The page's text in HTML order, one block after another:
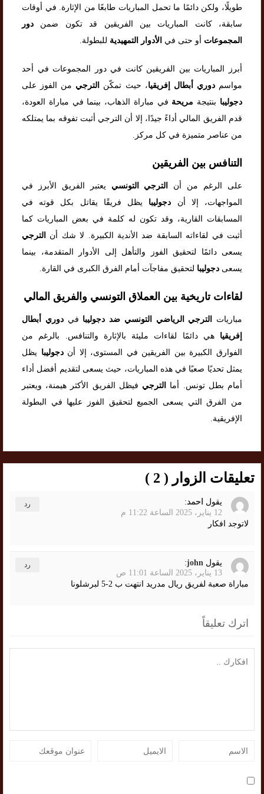
طويلًا، ولكن دائمًا ما تحمل المباريات طابعًا من الإثارة. في أوقات
سابقة، كانت المباريات بين الفريقين قد تكون ضمن دور
المجموعات أو حتى في الأدوار التمهيدية للبطولة.
أبرز المباريات بين الفريقين كانت في دور المجموعات في أحد
مواسمدوري أبطال إفريقيا، حيث تمكّن الترجي من الفوز على
دجوليبا بنتيجة مريحة في مباراة الذهاب، بينما في مباراة العودة،
قدم الفريق المالي أداءً جيدًا، إلا أن الترجي أثبت تفوقه بما يمتلكه
من عناصر متميزة في كل مركز.
التنافس بين الفريقين
على الرغم من أن الترجي التونسي يعتبر الفريق الأبرز في
المواجهات، إلا أن دجوليبا يظل فريقًا يقاتل بكل قوته في
المسابقات القارية، وقد تكون له كلمة في بعض المباريات كما
أثبت في لقاءاته السابقة ضد الأندية الكبيرة. لا شك أن
الترجي
يسعى دائمًا لتحقيق الفوز والتأهل إلى الأدوار المتقدمة، بينما
يسعى دجوليبا لتحقيق مفاجآت أمام الفرق الكبرى في القارة.
لقاءات تاريخية بين العملاق التونسي والفريق المالي
مباريات الترجي الرياضي التونسي ضد دجوليبا فيدوري أبطال
إفريقيا هي دائمًا لقاءات مليئة بالإثارة والتنافس. بالرغم من
الفوارق الكبيرة بين الفريقين في المستوى، إلا أندجوليبا يظل
يمثل تحديًا صعبًا في هذه المباريات، حيث يسعى لتقديم أفضل أداء
أمام بطل تونس. أما
الترجي فيظل الفريق الأكثر هيمنة، ويعتبر
من الفرق التي يسعى الجميع لتحقيق الفوز عليها في البطولة
الإفريقية.
تعليقات الزوار ( 2 )
يقول احمد:
12 يناير، 2025 الساعة 11:22 م
لاتوجد افكار
رد
يقول john
:
13 يناير، 2025 الساعة 11:01 ص
مباراة صعبة لفريق ريال مدريد انتهت ب 2-5 لبرشلونا
رد
اترك تعليقاً